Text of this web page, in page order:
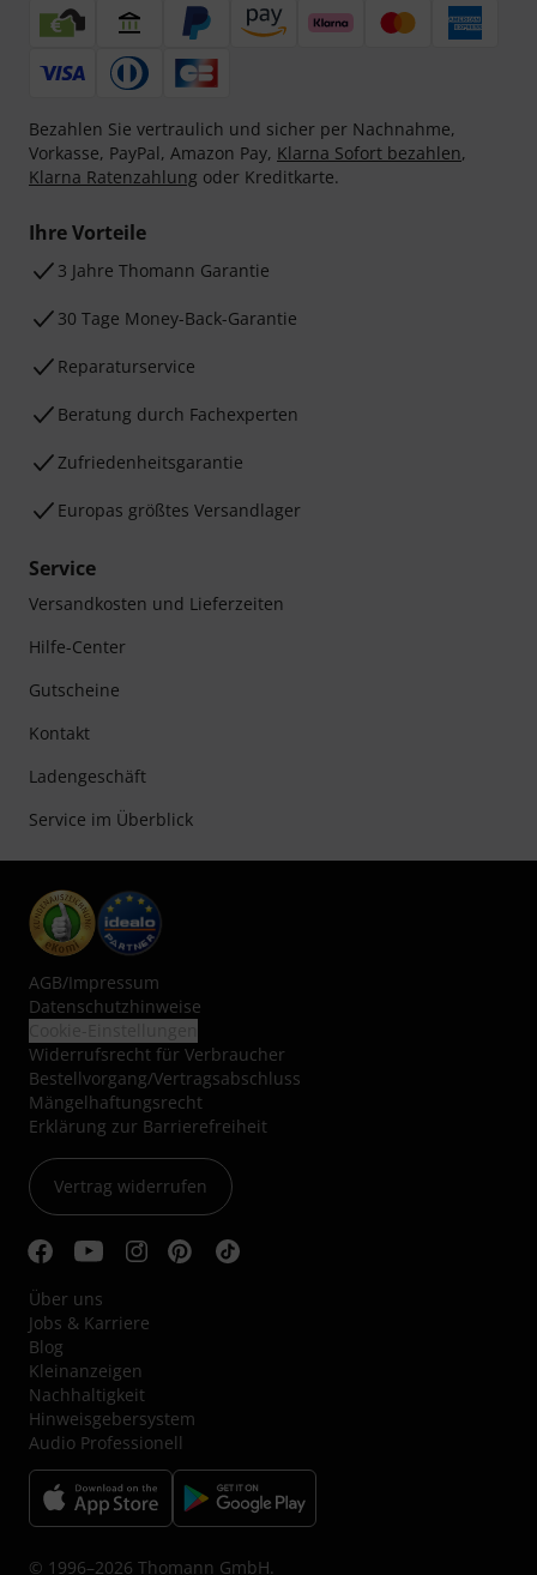
Bezahlen Sie vertraulich und sicher per Nachnahme,
Vorkasse, PayPal, Amazon Pay, Klarna Sofort bezahlen,
Klarna Ratenzahlung oder Kreditkarte.
Ihre Vorteile
3 Jahre Thomann Garantie
30 Tage Money-Back-Garantie
Reparaturservice
Beratung durch Fachexperten
Zufriedenheitsgarantie
Europas größtes Versandlager
Service
Versandkosten und Lieferzeiten
Hilfe-Center
Gutscheine
Kontakt
Ladengeschäft
Service im Überblick
AGB/Impressum
Datenschutzhinweise
Widerrufsrecht für Verbraucher
Bestellvorgang/Vertragsabschluss
Mängelhaftungsrecht
Erklärung zur Barrierefreiheit
Vertrag widerrufen
Über uns
Jobs & Karriere
Blog
Kleinanzeigen
Nachhaltigkeit
Hinweisgebersystem
Audio Professionell
© 1996–2026 Thomann GmbH.